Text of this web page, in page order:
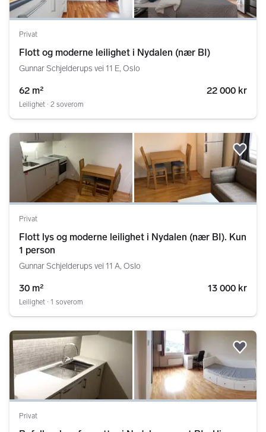
Privat
Flott og moderne leilighet i Nydalen (nær BI)
Gunnar Schjelderups vei 11 E, Oslo
62 m² 22 000 kr
Leilighet ∙ 2 soverom
Privat
Flott lys og moderne leilighet i Nydalen (nær BI). Kun
1 person
Gunnar Schjelderups vei 11 A, Oslo
30 m² 13 000 kr
Leilighet ∙ 1 soverom
Privat